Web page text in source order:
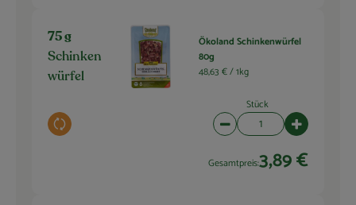
75 g
Schinken
würfel
Auswahl ändern
Ökoland Schinkenwürfel
80g
48,63 € /1kg
Stück
Artikelanzahl verringern
Gesamtpreis:3,89 €